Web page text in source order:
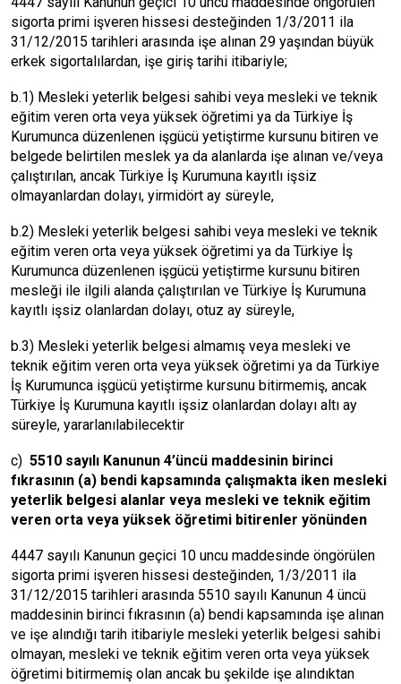
sigorta primi işveren hissesi desteğinden 1/3/2011 ila
31/12/2015 tarihleri arasında işe alınan 29 yaşından büyük
erkek sigortalılardan, işe giriş tarihi itibariyle;
b.1) Mesleki yeterlik belgesi sahibi veya mesleki ve teknik
eğitim veren orta veya yüksek öğretimi ya da Türkiye İş
Kurumunca düzenlenen işgücü yetiştirme kursunu bitiren ve
belgede belirtilen meslek ya da alanlarda işe alınan ve/veya
çalıştırılan, ancak Türkiye İş Kurumuna kayıtlı işsiz
olmayanlardan dolayı, yirmidört ay süreyle,
b.2) Mesleki yeterlik belgesi sahibi veya mesleki ve teknik
eğitim veren orta veya yüksek öğretimi ya da Türkiye İş
Kurumunca düzenlenen işgücü yetiştirme kursunu bitiren
mesleği ile ilgili alanda çalıştırılan ve Türkiye İş Kurumuna
kayıtlı işsiz olanlardan dolayı, otuz ay süreyle,
b.3) Mesleki yeterlik belgesi almamış veya mesleki ve
teknik eğitim veren orta veya yüksek öğretimi ya da Türkiye
İş Kurumunca işgücü yetiştirme kursunu bitirmemiş, ancak
Türkiye İş Kurumuna kayıtlı işsiz olanlardan dolayı altı ay
süreyle, yararlanılabilecektir
c) 5510 sayılı Kanunun 4’üncü maddesinin birinci
fıkrasının (a) bendi kapsamında çalışmakta iken mesleki
yeterlik belgesi alanlar veya mesleki ve teknik eğitim
veren orta veya yüksek öğretimi bitirenler yönünden
4447 sayılı Kanunun geçici 10 uncu maddesinde öngörülen
sigorta primi işveren hissesi desteğinden, 1/3/2011 ila
31/12/2015 tarihleri arasında 5510 sayılı Kanunun 4 üncü
maddesinin birinci fıkrasının (a) bendi kapsamında işe alınan
ve işe alındığı tarih itibariyle mesleki yeterlik belgesi sahibi
olmayan, mesleki ve teknik eğitim veren orta veya yüksek
öğretimi bitirmemiş olan ancak bu şekilde işe alındıktan